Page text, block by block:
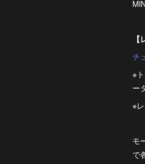
チ
※
ー
※
モ
で